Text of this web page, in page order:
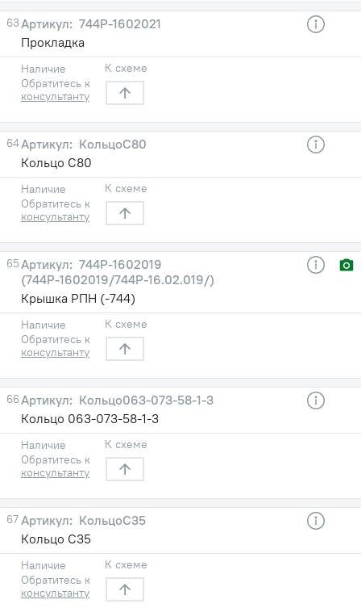
63
744Р-1602021
Прокладка
Наличие
Обратитесь к
консультанту
К схеме
64
КольцоС80
Кольцо С80
Наличие
Обратитесь к
консультанту
К схеме
65
744Р-1602019
(744Р-1602019/744Р-16.02.019/)
Крышка РПН (-744)
Наличие
Обратитесь к
консультанту
К схеме
66
Кольцо063-073-58-1-3
Кольцо 063-073-58-1-3
Наличие
Обратитесь к
консультанту
К схеме
67
КольцоС35
Кольцо С35
Наличие
Обратитесь к
консультанту
К схеме